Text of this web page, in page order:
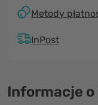
Metody
InPost
Informacje